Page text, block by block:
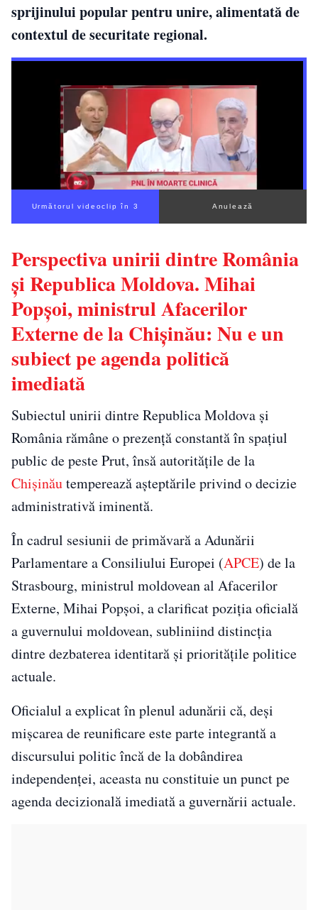
sprijinului popular pentru unire, alimentată de
contextul de securitate regional.
Următorul videoclip în 2 Anulează
Perspectiva unirii dintre România
și Republica Moldova. Mihai
Popșoi, ministrul Afacerilor
Externe de la Chișinău: Nu e un
subiect pe agenda politică
imediată
Subiectul unirii dintre Republica Moldova și
România rămâne o prezență constantă în spațiul
public de peste Prut, însă autoritățile de la
Chișinăutemperează așteptările privind o decizie
administrativă iminentă.
În cadrul sesiunii de primăvară a Adunării
Parlamentare a Consiliului Europei (APCE) de la
Strasbourg, ministrul moldovean al Afacerilor
Externe, Mihai Popșoi, a clarificat poziția oficială
a guvernului moldovean, subliniind distincția
dintre dezbaterea identitară și prioritățile politice
actuale.
Oficialul a explicat în plenul adunării că, deși
mișcarea de reunificare este parte integrantă a
discursului politic încă de la dobândirea
independenței, aceasta nu constituie un punct pe
agenda decizională imediată a guvernării actuale.